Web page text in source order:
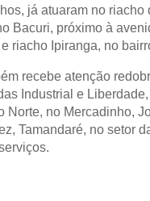
já atuaram no
Bacuri, próximo à
riacho Ipiranga, no
recebe atenção
Industrial e
Norte, no Mercadinho,
Tamandaré, no setor